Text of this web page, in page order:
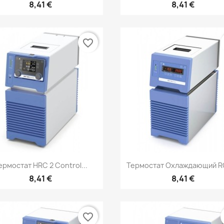
8,41 € 8,41 €
Быстрый просмотр
HRC 2 Control...
8,41 €
favorite_border
Быстрый
Термостат Охлаждающий
8,41 €
favorite_border